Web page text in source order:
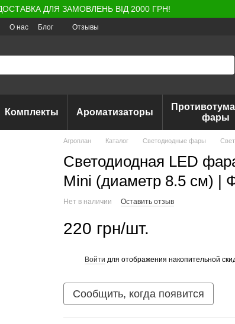
ДЛЯ ЗАМОВЛЕНЬ ВІД 2000 ГРН!
О нас Блог Отзывы
Комплекты Ароматизаторы
фары
Агроплан Каталог Светодиодные фары
Светодиодная LED
Mini (диаметр 8.5 см) |
Нет в наличии Оставить отзыв
220 грн/шт.
Войти для отображения накопительной
Сообщить, когда появится